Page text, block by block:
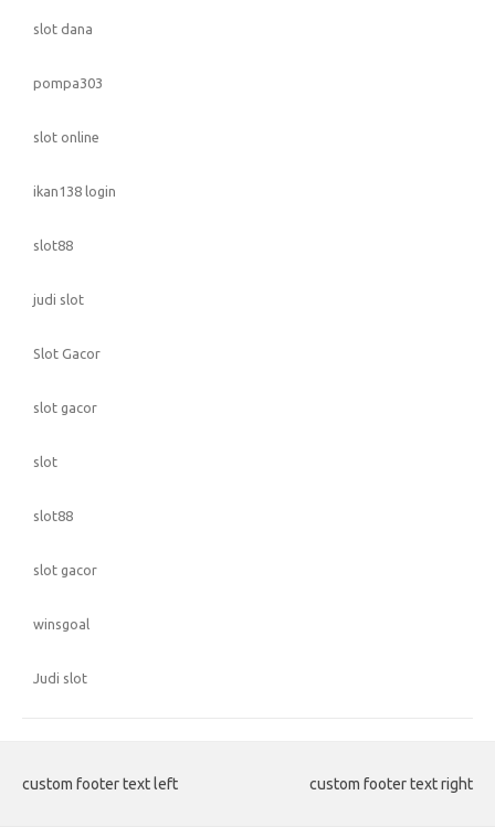
slot dana
pompa303
slot online
ikan138 login
slot88
judi slot
Slot Gacor
slot gacor
slot
slot88
slot gacor
winsgoal
Judi slot
custom footer text left custom footer text right